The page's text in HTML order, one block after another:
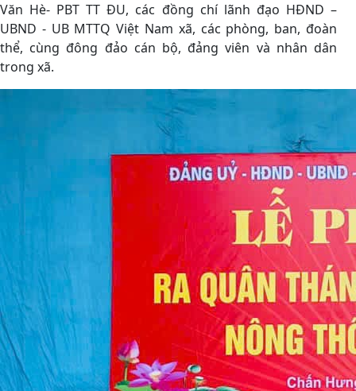
Văn Hè- PBT TT ĐU, các đồng chí lãnh đạo HĐND –
UBND - UB MTTQ Việt Nam xã, các phòng, ban, đoàn
thể, cùng đông đảo cán bộ, đảng viên và nhân dân
trong xã.